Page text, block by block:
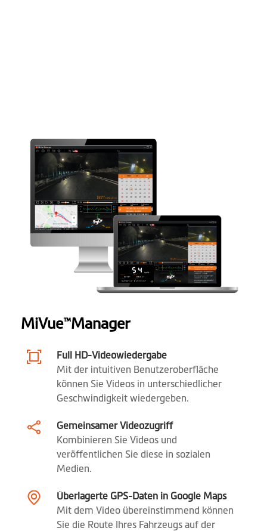
Drehhalterung
Rückkamera Extra
Mio-SmartBox-
Verbindungs-Kit
Extra
Parkmodus
Event-
Aufzeichnung
Belichtungswert-
Fotomodus
Auto-Einschaltung
Desktop MiVue™ Manager
MiVue™Manager
Full HD-Videowiedergabe
Mit der intuitiven Benutzeroberfläche
können Sie Videos in unterschiedlicher
Geschwindigkeit wiedergeben.
Gemeinsamer Videozugriff
Kombinieren Sie Videos und
veröffentlichen Sie diese in sozialen
Medien.
Überlagerte GPS-Daten in Google Maps
Mit dem Video übereinstimmend können
Sie die Route Ihres Fahrzeugs auf der